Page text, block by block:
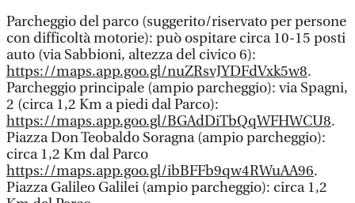
Parcheggio del parco (suggerito/riservato per persone
con difficoltà motorie): può ospitare circa 10-15 posti
auto (via Sabbioni, altezza del civico 6):
https://maps.app.goo.gl/nuZRsvJYDFdVxk5w8.
Parcheggio principale (ampio parcheggio): via Spagni,
2 (circa 1,2 Km a piedi dal Parco):
https://maps.app.goo.gl/BGAdDiTbQqWFHWCU8.
Piazza Don Teobaldo Soragna (ampio parcheggio):
circa 1,2 Km dal Parco
https://maps.app.goo.gl/ibBFFb9qw4RWuAA96.
Piazza Galileo Galilei (ampio parcheggio): circa 1,2